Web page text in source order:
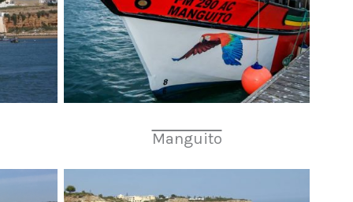
Manguito